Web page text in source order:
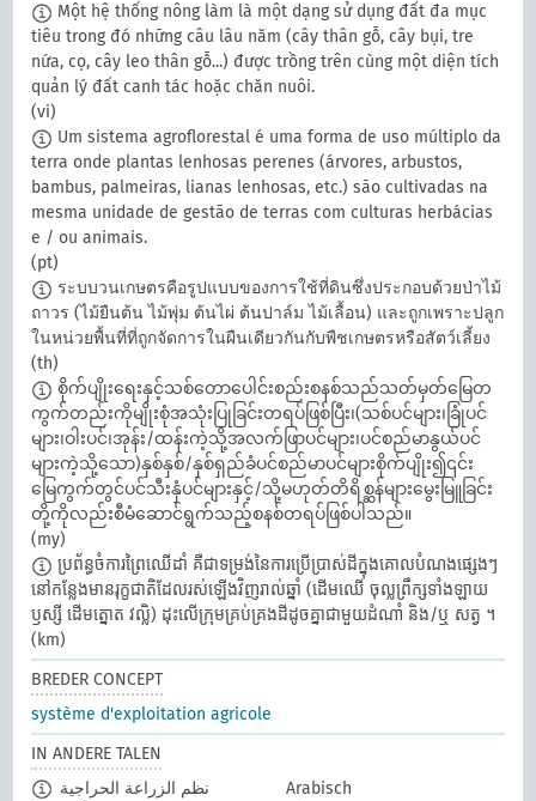
Một hệ thống nông làm là một dạng sử dụng đất đa mục
tiêu trong đó những câu lâu năm (cây thân gỗ, cây bụi, tre
nứa, cọ, cây leo thân gỗ...) được trồng trên cùng một diện tích
quản lý đất canh tác hoặc chăn nuôi.
(vi)
Um sistema agroflorestal é uma forma de uso múltiplo da
terra onde plantas lenhosas perenes (árvores, arbustos,
bambus, palmeiras, lianas lenhosas, etc.) são cultivadas na
mesma unidade de gestão de terras com culturas herbácias
e / ou animais.
(pt)
ระบบวนเกษตรคือรูปแบบของการใช้ที่ดินซึ่งประกอบด้วยป่าไม้
ถาวร (ไม้ยืนต้น ไม้พุ่ม ต้นไผ่ ต้นปาล์ม ไม้เลื้อน) และถูกเพราะปลูก
ในหน่วยพื้นที่ที่ถูกจัดการในผืนเดียวกันกับพืชเกษตรหรือสัตว์เลี้ยง
(th)
စိုက်ပျိုးရေးနှင့်သစ်တောပေါင်းစည်းစနစ်သည်သတ်မှတ်မြေတ
ကွက်တည်းကိုမျိုးစုံအသုံးပြုခြင်းတရပ်ဖြစ်ပြီး၊(သစ်ပင်များ၊ခြုံပင်
များ၊ဝါးပင်၊အုန်း/ထန်းကဲ့သို့အလက်ဖြာပင်များ၊ပင်စည်မာနွယ်ပင်
များကဲ့သို့သော)နှစ်နှစ်/နှစ်ရှည်ခံပင်စည်မာပင်များစိုက်ပျိုး၍၎င်း
မြေကွက်တွင်ပင်သီးနှံပင်များနှင့်/သို့မဟုတ်တိရိစ္ဆန်များမွေးမြူခြင်း
တို့ကိုလည်းစီမံဆောင်ရွက်သည့်စနစ်တရပ်ဖြစ်ပါသည်။
(my)
ប្រព័ន្ធចំការព្រៃឈើដាំ គឺជាទម្រង់នៃការប្រើប្រាស់ដីក្នុងគោលបំណងផ្សេងៗ
នៅកន្លែងមានរុក្ខជាតិដែលរស់ឡើងវិញរាល់ឆ្នាំ (ដើមឈើ ចុល្ល​ព្រឹក្ស​ទាំង​ឡាយ
ឫស្សី ដើមត្នោត វល្លិ) ដុះលើក្រុមគ្រប់គ្រងដីដូចគ្នាជាមួយដំណាំ និង/ឬ សត្វ ។
(km)
BREDER CONCEPT
système d'exploitation agricole
IN ANDERE TALEN
نظم الزراعة الحراجية
Arabisch